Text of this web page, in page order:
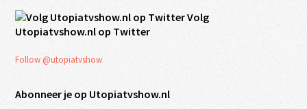
Volg
Utopiatvshow.nl op Twitter
Follow @utopiatvshow
Abonneer je op Utopiatvshow.nl